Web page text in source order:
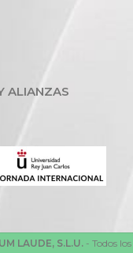
ALIANZAS
LAUDE, S.L.U. - Todos los